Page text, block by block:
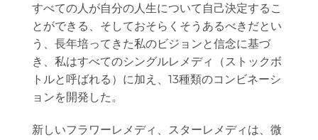
すべての人が自分の人生について自己決定するこ
とができる、そしておそらくそうあるべきだとい
う、長年培ってきた私のビジョンと信念に基づ
き、私はすべてのシングルレメディ（ストックボ
トルと呼ばれる）に加え、13種類のコンビネーシ
ョンを開発した。
新しいフラワーレメディ、スターレメディは、微